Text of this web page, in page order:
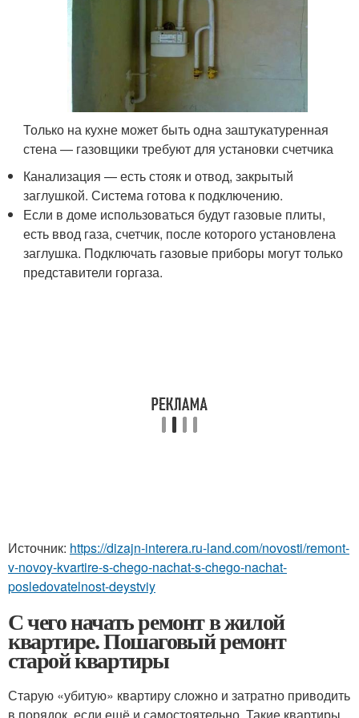
Только на кухне может быть одна заштукатуренная
стена — газовщики требуют для установки счетчика
Канализация — есть стояк и отвод, закрытый
заглушкой. Система готова к подключению.
Если в доме использоваться будут газовые плиты,
есть ввод газа, счетчик, после которого установлена
заглушка. Подключать газовые приборы могут только
представители горгаза.
Источник: https://dizajn-interera.ru-land.com/novosti/remont-
v-novoy-kvartire-s-chego-nachat-s-chego-nachat-
posledovatelnost-deystviy
С чего начать ремонт в жилой
квартире. Пошаговый ремонт
старой квартиры
Старую «убитую» квартиру сложно и затратно приводить